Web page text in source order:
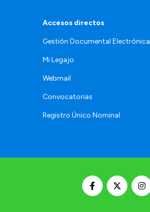
Accesos directos
Gestión Documental Electrónica
Mi Legajo
Webmail
Convocatorias
Registro Único Nominal